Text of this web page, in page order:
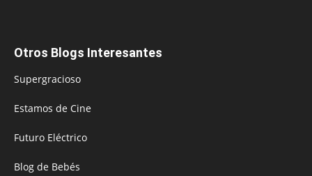
Otros Blogs Interesantes
Supergracioso
Estamos de Cine
Futuro Eléctrico
Blog de Bebés